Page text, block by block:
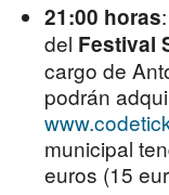
21:00 horas
del Festival
cargo de
podrán
municipal
euros (15